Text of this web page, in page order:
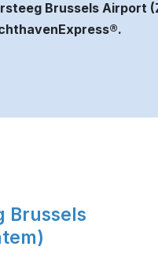
Brussels Airport
Brussels